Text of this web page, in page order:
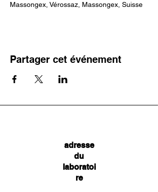
Massongex, Vérossaz, Massongex, Suisse
Partager cet événement
adresse
du
laboratoi
re